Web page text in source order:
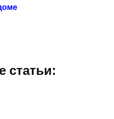
статьи: